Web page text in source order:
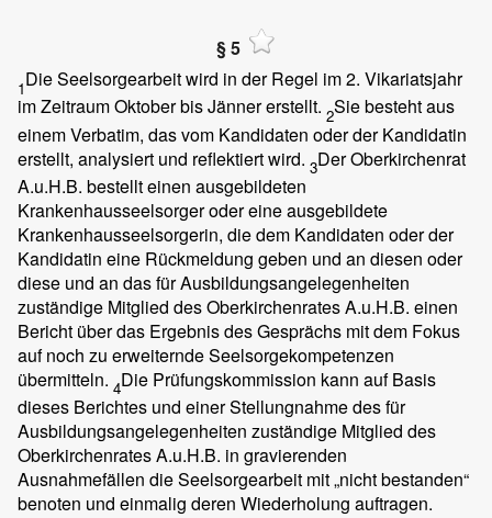
§ 5
1Die Seelsorgearbeit wird in der Regel im 2. Vikariatsjahr
im Zeitraum Oktober bis Jänner erstellt. 2Sie besteht aus
einem Verbatim, das vom Kandidaten oder der Kandidatin
erstellt, analysiert und reflektiert wird. 3Der Oberkirchenrat
A.u.H.B. bestellt einen ausgebildeten
Krankenhausseelsorger oder eine ausgebildete
Krankenhausseelsorgerin, die dem Kandidaten oder der
Kandidatin eine Rückmeldung geben und an diesen oder
diese und an das für Ausbildungsangelegenheiten
zuständige Mitglied des Oberkirchenrates A.u.H.B. einen
Bericht über das Ergebnis des Gesprächs mit dem Fokus
auf noch zu erweiternde Seelsorgekompetenzen
übermitteln. 4Die Prüfungskommission kann auf Basis
dieses Berichtes und einer Stellungnahme des für
Ausbildungsangelegenheiten zuständige Mitglied des
Oberkirchenrates A.u.H.B. in gravierenden
Ausnahmefällen die Seelsorgearbeit mit „nicht bestanden“
benoten und einmalig deren Wiederholung auftragen.